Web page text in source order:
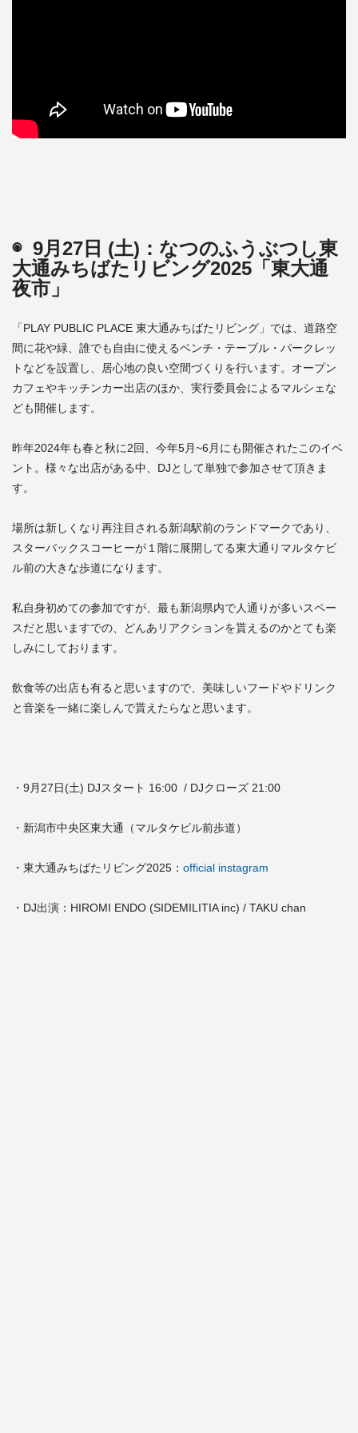
◉ 9月27日 (土)：なつのふうぶつし東
大通みちばたリビング2025「東大通
夜市」
「PLAY PUBLIC PLACE 東大通みちばたリビング」では、道路空
間に花や緑、誰でも自由に使えるベンチ・テーブル・パークレッ
トなどを設置し、居心地の良い空間づくりを行います。オープン
カフェやキッチンカー出店のほか、実行委員会によるマルシェな
ども開催します。
昨年2024年も春と秋に2回、今年5月~6月にも開催されたこのイベ
ント。様々な出店がある中、DJとして単独で参加させて頂きま
す。
場所は新しくなり再注目される新潟駅前のランドマークであり、
スターバックスコーヒーが１階に展開してる東大通りマルタケビ
ル前の大きな歩道になります。
私自身初めての参加ですが、最も新潟県内で人通りが多いスペー
スだと思いますでの、どんあリアクションを貰えるのかとても楽
しみにしております。
飲食等の出店も有ると思いますので、美味しいフードやドリンク
と音楽を一緒に楽しんで貰えたらなと思います。
・9月27日(土) DJスタート 16:00 / DJクローズ 21:00
・新潟市中央区東大通（マルタケビル前歩道）
・東大通みちばたリビング2025： official instagram
・DJ出演：HIROMI ENDO (SIDEMILITIA inc) / TAKU chan